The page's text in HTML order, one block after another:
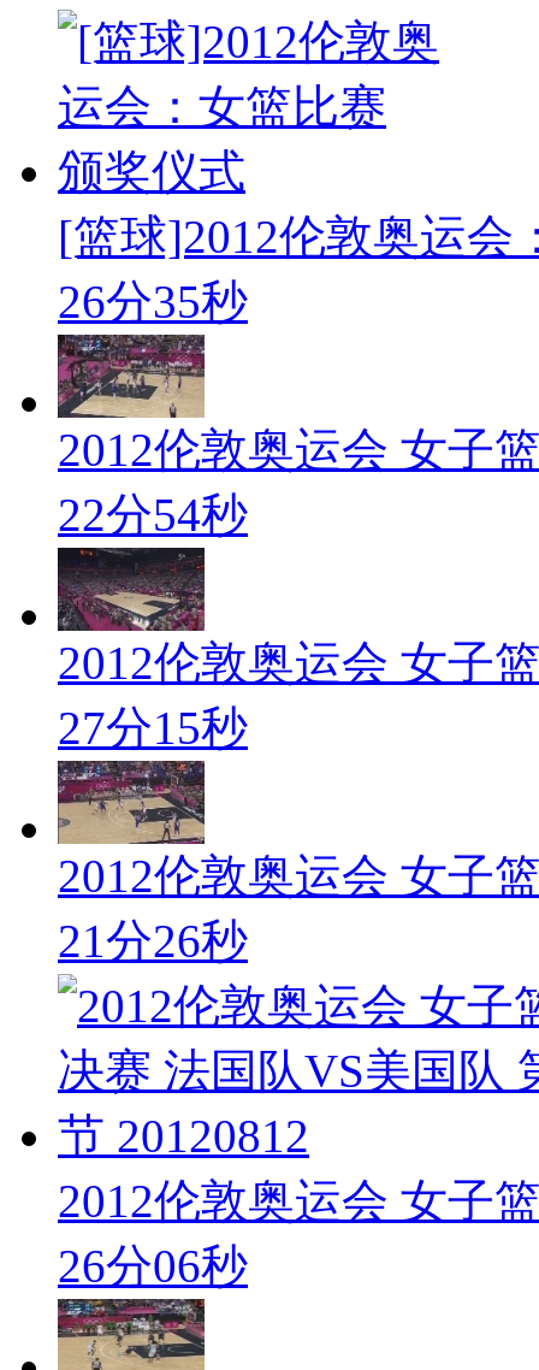
[篮球]2012伦敦奥运会
26分35秒
2012伦敦奥运会 女子
22分54秒
2012伦敦奥运会 女子
27分15秒
2012伦敦奥运会 女子
21分26秒
2012伦敦奥运会 女子
26分06秒